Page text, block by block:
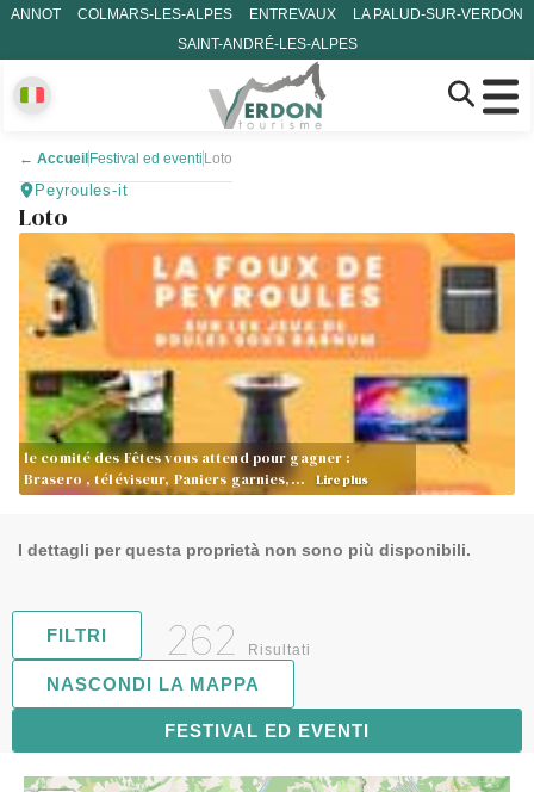
ANNOT COLMARS-LES-ALPES ENTREVAUX
LA PALUD-SUR-VERDON
SAINT-ANDRÉ-LES-ALPES
← Accueil Festival ed eventi Loto
Peyroules-it
Loto
le comité des Fêtes vous attend pour gagner :
Brasero , téléviseur, Paniers garnies,…
Lire plus
I dettagli per questa proprietà non sono più disponibili.
FILTRI 262 Risultati
FESTIVAL ED EVENTI
NASCONDI LA MAPPA
67